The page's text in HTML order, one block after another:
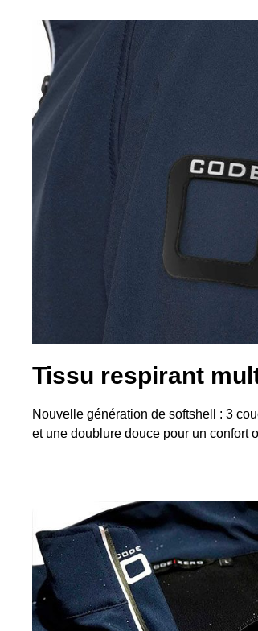
Tissu respirant
Nouvelle génération de softshell : 3
et une doublure douce pour un confort